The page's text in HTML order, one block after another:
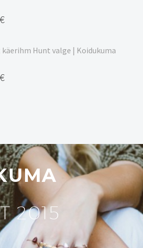
€
käerihm Hunt valge | Koidukuma
€
2015